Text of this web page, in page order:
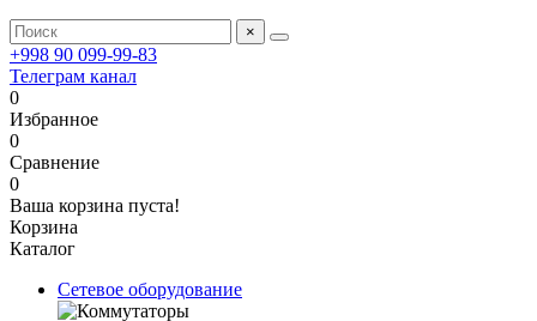
×
+998 90 099-99-83
Телеграм канал
0
Избранное
0
Сравнение
0
Ваша корзина пуста!
Корзина
Каталог
Сетевое оборудование